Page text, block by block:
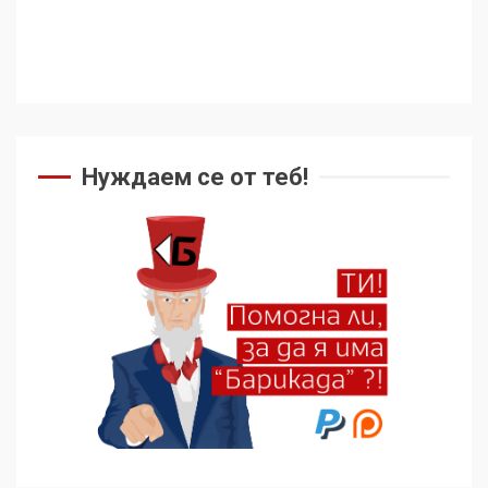
Нуждаем се от теб!
дори не се преструват, че
не подкрепят терористи
Как се вземат милиони за
чужд труд
136 страни в ООН
подкрепиха Куба, България
избра да е сред 30